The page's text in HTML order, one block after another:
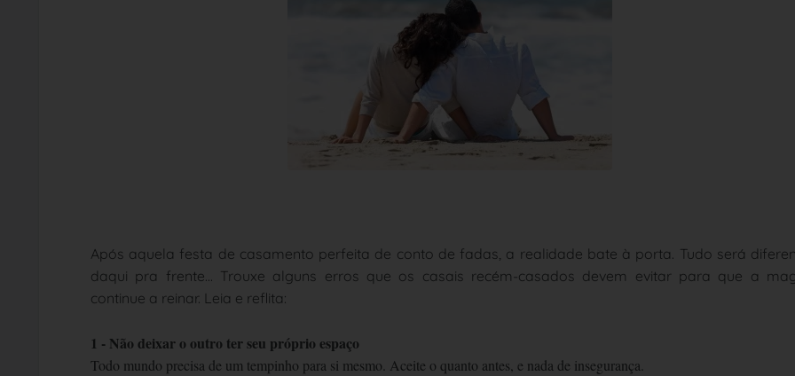
Após aquela festa de casamento perfeita de conto de fadas, a realidade bate à porta. Tudo será
daqui pra frente... Trouxe alguns erros que os casais recém-casados devem evitar para que a
continue a reinar. Leia e reflita:
1 - Não deixar o outro ter seu próprio espaço
Todo mundo precisa de um tempinho para si mesmo. Aceite o quanto antes, e nada de insegurança.